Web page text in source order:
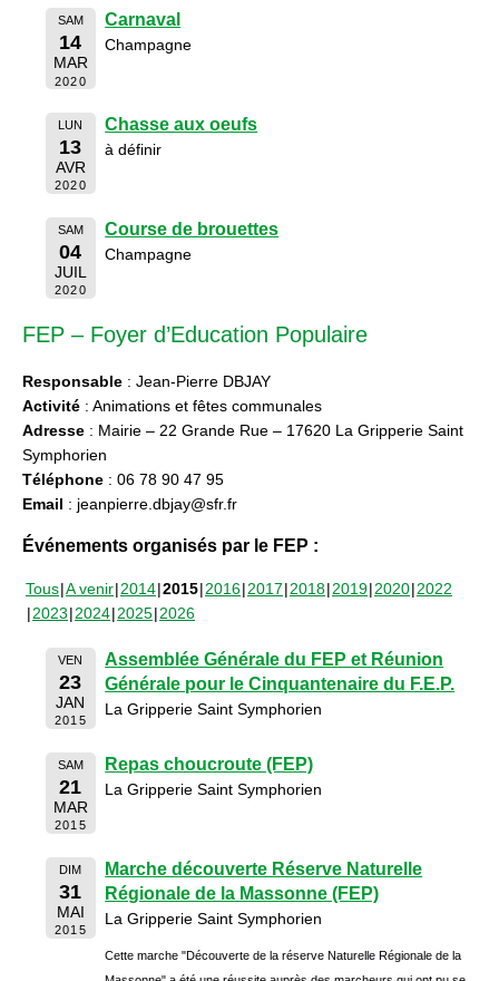
SAM
14
MAR
2020
Carnaval
Champagne
LUN
13
AVR
2020
Chasse aux oeufs
à définir
SAM
04
JUIL
2020
Course de brouettes
Champagne
FEP – Foyer d’Education Populaire
Responsable : Jean-Pierre DBJAY
Activité : Animations et fêtes communales
Adresse : Mairie – 22 Grande Rue – 17620 La Gripperie Saint
Symphorien
Téléphone : 06 78 90 47 95
Email : jeanpierre.dbjay@sfr.fr
Événements organisés par le FEP :
Tous A venir 2014 2015 2016 2017 2018 2019 2020 2022
2023 2024 2025 2026
VEN
23
JAN
2015
Assemblée Générale du FEP et Réunion
Générale pour le Cinquantenaire du F.E.P.
La Gripperie Saint Symphorien
SAM
21
MAR
2015
Repas choucroute (FEP)
La Gripperie Saint Symphorien
DIM
31
MAI
2015
Marche découverte Réserve Naturelle
Régionale de la Massonne (FEP)
La Gripperie Saint Symphorien
Cette marche "Découverte de la réserve Naturelle Régionale de la